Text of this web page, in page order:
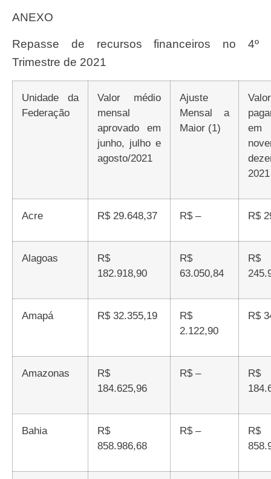
ANEXO
Repasse de recursos financeiros no 4º
Trimestre de 2021
Unidade da
Federação
Valor médio
mensal
aprovado em
junho, julho e
agosto/2021
Ajuste
Mensal a
Maior (1)
Valor de
em
2021
Acre R$ 29.648,37 R$ – R$
Alagoas
R$
182.918,90
R$
63.050,84
R$
Amapá R$ 32.355,19
R$
2.122,90
R$
Amazonas
R$
184.625,96
R$ –
R$
Bahia
R$
858.986,68
R$ –
R$